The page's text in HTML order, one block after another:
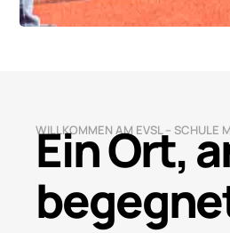
WILLKOMMEN AM EVSL – SCHULE
Ein Ort,